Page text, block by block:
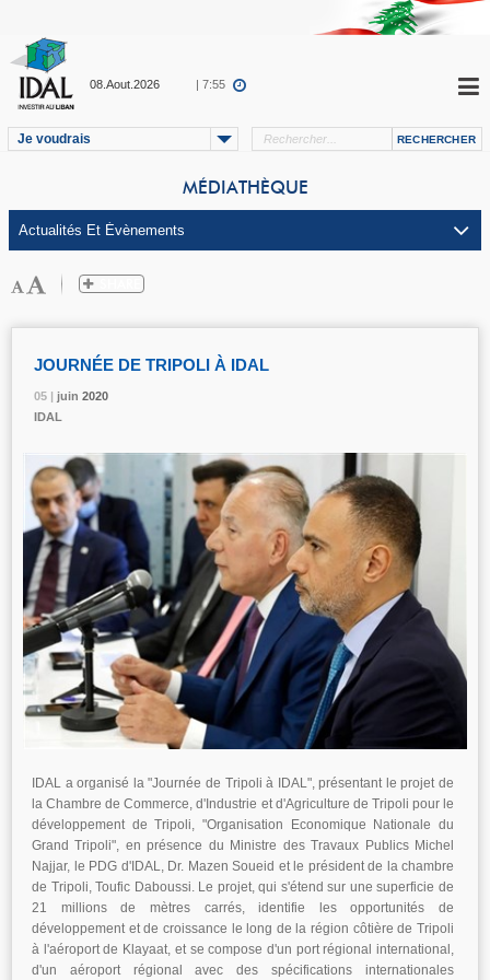
08.Aout.2026 | 7:55
Je voudrais
MÉDIATHÈQUE
05 | juin 2020
JOURNÉE DE TRIPOLI À IDAL
05 | juin 2020
IDAL
05 | juin 2020
IDAL a organisé la "Journée de Tripoli à IDAL", présentant le projet de
la Chambre de Commerce, d'Industrie et d'Agriculture de Tripoli pour le
développement de Tripoli, "Organisation Economique Nationale du
Grand Tripoli", en présence du Ministre des Travaux Publics Michel
Najjar, le PDG d'IDAL, Dr. Mazen Soueid et le président de la chambre
de Tripoli, Toufic Daboussi. Le projet, qui s'étend sur une superficie de
21 millions de mètres carrés, identifie les opportunités de
développement et de croissance le long de la région côtière de Tripoli
à l'aéroport de Klayaat, et se compose d'un port régional international,
d'un aéroport régional avec des spécifications internationales